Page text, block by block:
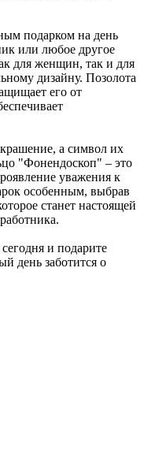
подарком на день
или любое другое
для женщин, так и для
дизайну. Позолота
его от
а символ их
"Фонендоскоп" – это
уважения к
особенным, выбрав
станет настоящей
и подарите
день заботится о